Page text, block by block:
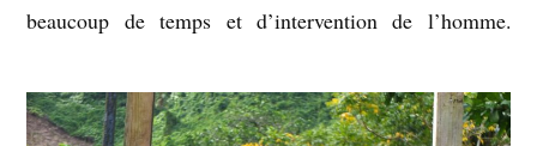
beaucoup de temps et d’intervention de l’homme.